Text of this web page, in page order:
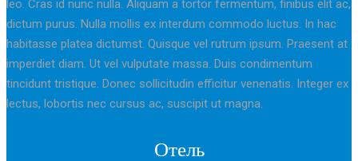
leo. Cras id nunc nulla. Aliquam a tortor fermentum, finibus elit ac,
dictum purus. Nulla mollis ex interdum commodo luctus. In hac
habitasse platea dictumst. Quisque vel rutrum ipsum. Praesent at
imperdiet diam. Ut vel vulputate massa. Duis condimentum
tincidunt tristique. Donec sollicitudin efficitur venenatis. Integer ex
lectus, lobortis nec cursus ac, suscipit ut magna.
Отель